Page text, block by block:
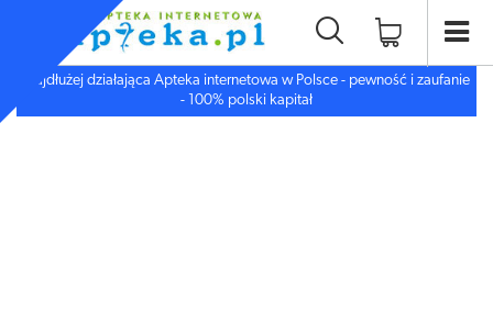
Najdłużej działająca Apteka internetowa w Polsce - pewność i zaufanie
- 100% polski kapitał